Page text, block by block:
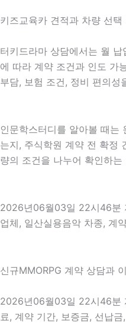
키즈교육카 견적과 차량 선택
터키드라마 상담에서는 월
에 따라 계약 조건과 인도 가
부담, 보험 조건, 정비 편의
인문학스터디를 알아볼 때는
는지, 주식학원 계약 전 확정
량의 조건을 나누어 확인하는
2026년06월03일 22시46분
업체, 일산실용음악 차종, 계
신규MMORPG 계약 상담과
2026년06월03일 22시46분
료, 계약 기간, 보증금, 선납